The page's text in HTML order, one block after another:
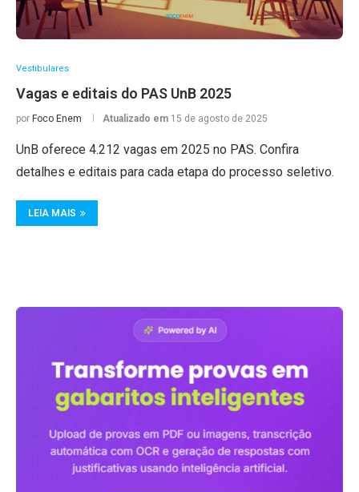
Vestibulares
Vagas e editais do PAS UnB 2025
por Foco Enem Atualizado em 15 de agosto de 2025
UnB oferece 4.212 vagas em 2025 no PAS. Confira
detalhes e editais para cada etapa do processo seletivo.
LEIA MAIS